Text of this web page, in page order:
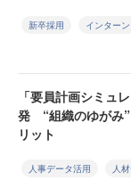
新卒採用 インター
「要員計画シミュ
発 “組織のゆがみ
リット
人事データ活用 人